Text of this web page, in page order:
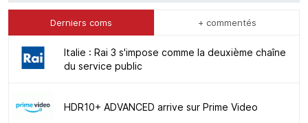
Derniers coms + commentés
Italie : Rai 3 s'impose comme la deuxième chaîne
du service public
HDR10+ ADVANCED arrive sur Prime Video